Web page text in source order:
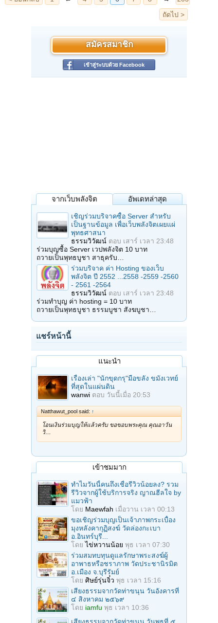
สมัครสมาชิก
เข้าสู่ระบบด้วย Facebook
จากเว็บพลังจิต อัพเดทล่าสุด
เชิญร่วมบริจาคซื้อ Server สำหรับ
เป็นฐานข้อมูล เพื่อเว็บพลังจิตเผยแผ่
พุทธศาสนา
ธรรมวิวัฒน์ ตอบ เสาร์ เวลา 23:48
ร่วมบุญซื้อ Server เวปพลังจิต 10 บาท
ถวายเป็นพุทธบูชา สาธุครับ…
ร่วมบริจาค ค่า Hosting ของเว็บ
พลังจิต ปี 2552 ...2558 -2559 -2560
- 2561 -2564
ธรรมวิวัฒน์ ตอบ เสาร์ เวลา 23:48
ร่วมทำบุญ ค่า hosting = 10 บาท
ถวายเป็นพุทธบูชา ธรรมบูชา สังฆบูชา…
แชร์หน้านี้
แนะนำ
เรื่องเล่า "นักขุดกรุ"มือขลัง ขมังเวทย์
ที่สุดในแผ่นดิน
wanwi ตอบ วันนี้เมื่อ 20:53
Natthawut_pool said: ↑
โอนเงินร่วมบุญให้แล้วครับ ขอขอบพระคุณ คุณอาวัน
วิ…
เข้าชมมาก
ทำไมวันนี้คนถึงเชื่อรีวิวน้อยลง? รวม
รีวิวจากผู้ใช้บริการจริง ญาณฮีลใจ by
แมวฟ้า
โดย Maewfah เมื่อวาน เวลา 00:13
ขอเชิญร่วมบุญเป็นเจ้าภาพกระเบื้อง
มุงหลังคากุฏิสงฆ์ วัดล่องกะเบา
อ.อินทร์บุรี...
โดยไข่หวานน้อย พุธ เวลา 07:30
ร่วมสมทบทุนดูแลรักษาพระสงฆ์ผู้
อาพาธหรือชราภาพ วัดประชานิรมิต
อ.เมือง จ.บุรีรัมย์
โดย ศิษย์รุ่นจิ๋ว พุธ เวลา 15:16
เสียงธรรมจากวัดท่าขนุน วันอังคารที่
๔ สิงหาคม ๒๕๖๙
โดย iamfu พุธ เวลา 10:36
เสียงธรรมจากวัดท่าขนุน วันพุธที่ ๕